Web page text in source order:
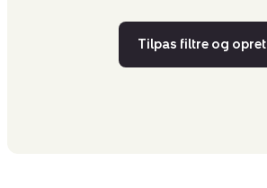
Tilpas filtre og opret